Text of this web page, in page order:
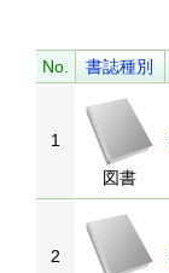
No. 書誌種別
1
図書
2